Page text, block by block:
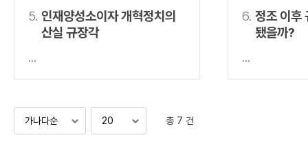
5. 인재양성소이자 개혁정치의
산실 규장각
...
6. 정조 이후
됐을까?
...
총 7 건